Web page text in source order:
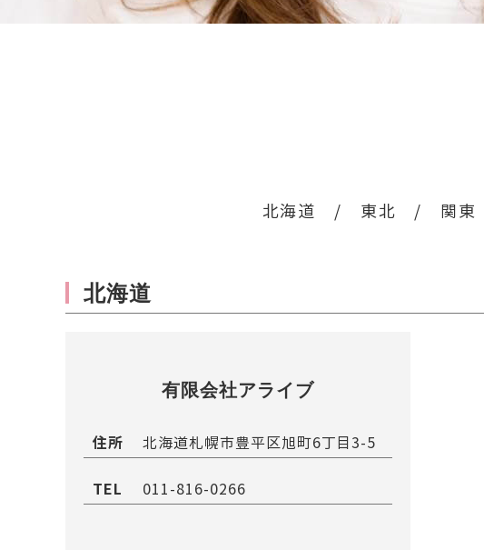
北海道 / 東北 / 関東
北海道
有限会社アライブ
住所 北海道札幌市豊平区旭町6丁目3-5
TEL 011-816-0266